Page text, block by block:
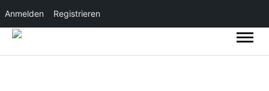
Anmelden Registrieren